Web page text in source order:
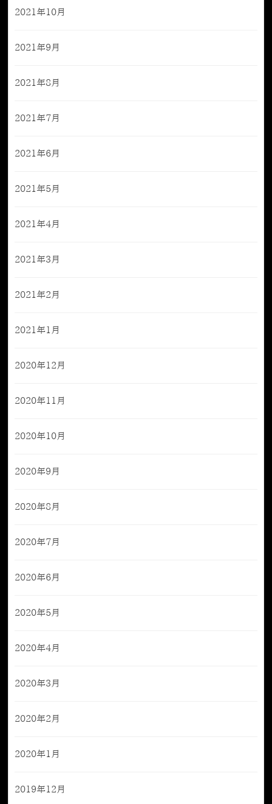
2021年10月
2021年9月
2021年8月
2021年7月
2021年6月
2021年5月
2021年4月
2021年3月
2021年2月
2021年1月
2020年12月
2020年11月
2020年10月
2020年9月
2020年8月
2020年7月
2020年6月
2020年5月
2020年4月
2020年3月
2020年2月
2020年1月
2019年12月